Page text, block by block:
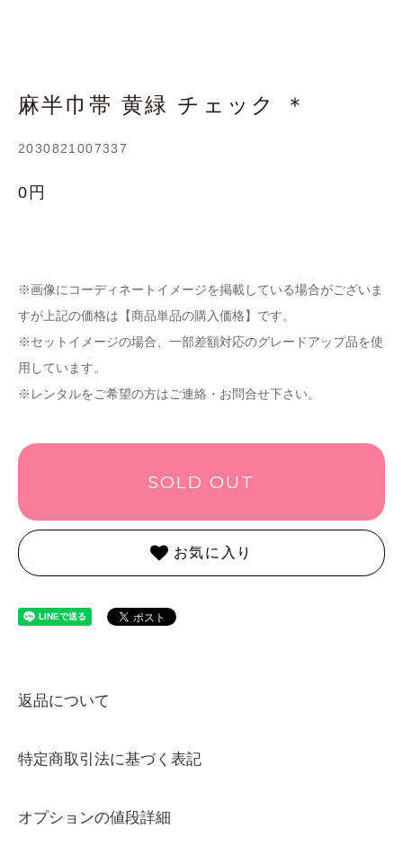
麻半巾帯 黄緑 チェック ＊
2030821007337
0円
※画像にコーディネートイメージを掲載している場合がございま
すが上記の価格は【商品単品の購入価格】です。
※セットイメージの場合、一部差額対応のグレードアップ品を使
用しています。
※レンタルをご希望の方はご連絡・お問合せ下さい。
SOLD OUT
お気に入り
返品について
特定商取引法に基づく表記
オプションの値段詳細